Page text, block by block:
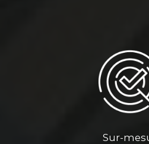
Sur-